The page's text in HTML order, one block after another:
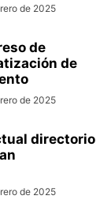
de 2025
de
de
de 2025
directorio
de 2025